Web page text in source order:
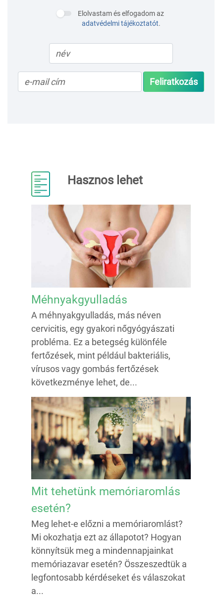
Elolvastam és elfogadom az
adatvédelmi tájékoztatót.
Feliratkozás
Hasznos lehet
Méhnyakgyulladás
A méhnyakgyulladás, más néven
cervicitis, egy gyakori nőgyógyászati
probléma. Ez a betegség különféle
fertőzések, mint például bakteriális,
vírusos vagy gombás fertőzések
következménye lehet, de...
Mit tehetünk memóriaromlás
esetén?
Meg lehet-e előzni a memóriaromlást?
Mi okozhatja ezt az állapotot? Hogyan
könnyítsük meg a mindennapjainkat
memóriazavar esetén? Összeszedtük a
legfontosabb kérdéseket és válaszokat
a...